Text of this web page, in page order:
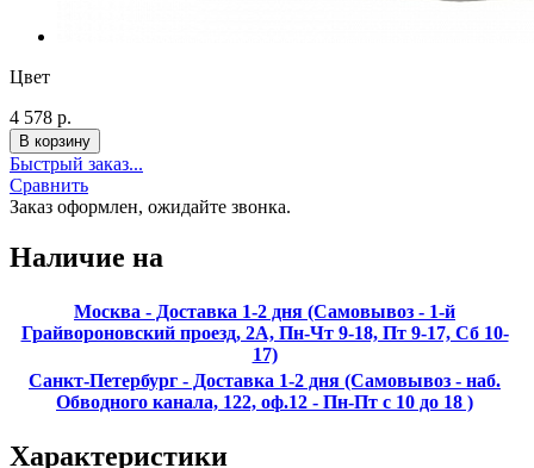
Цвет
4 578 р.
Быстрый заказ...
Сравнить
Заказ оформлен, ожидайте звонка.
Наличие на
Москва - Доставка 1-2 дня (Самовывоз - 1-й
Грайвороновский проезд, 2А, Пн-Чт 9-18, Пт 9-17, Сб 10-
17)
Санкт-Петербург - Доставка 1-2 дня (Самовывоз - наб.
Обводного канала, 122, оф.12 - Пн-Пт с 10 до 18 )
Характеристики